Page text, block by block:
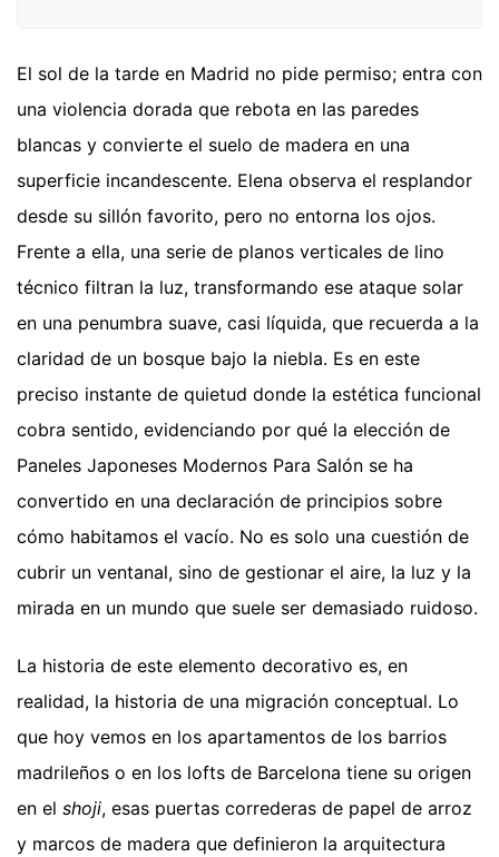
El sol de la tarde en Madrid no pide permiso; entra con
una violencia dorada que rebota en las paredes
blancas y convierte el suelo de madera en una
superficie incandescente. Elena observa el resplandor
desde su sillón favorito, pero no entorna los ojos.
Frente a ella, una serie de planos verticales de lino
técnico filtran la luz, transformando ese ataque solar
en una penumbra suave, casi líquida, que recuerda a la
claridad de un bosque bajo la niebla. Es en este
preciso instante de quietud donde la estética funcional
cobra sentido, evidenciando por qué la elección de
Paneles Japoneses Modernos Para Salón se ha
convertido en una declaración de principios sobre
cómo habitamos el vacío. No es solo una cuestión de
cubrir un ventanal, sino de gestionar el aire, la luz y la
mirada en un mundo que suele ser demasiado ruidoso.
La historia de este elemento decorativo es, en
realidad, la historia de una migración conceptual. Lo
que hoy vemos en los apartamentos de los barrios
madrileños o en los lofts de Barcelona tiene su origen
en el shoji, esas puertas correderas de papel de arroz
y marcos de madera que definieron la arquitectura